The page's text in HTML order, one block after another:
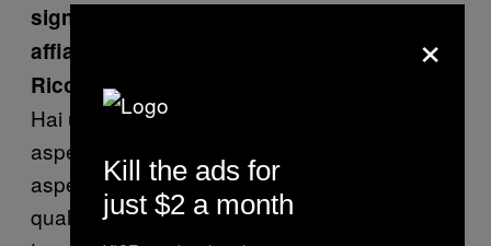
significhi quello e non qualsiasi suono
affianchi delle immagini.
Rico:
Ma è lo stesso discorso per la musica.
Hai un gruppo musicale e qualcuno si
aspetta le note, mentre altri non se le
aspettano e stanno ad ascoltare. Se
qualcuno considera Ryoji Ikeda musica, può
×
Kill the ads for
just $2 a month